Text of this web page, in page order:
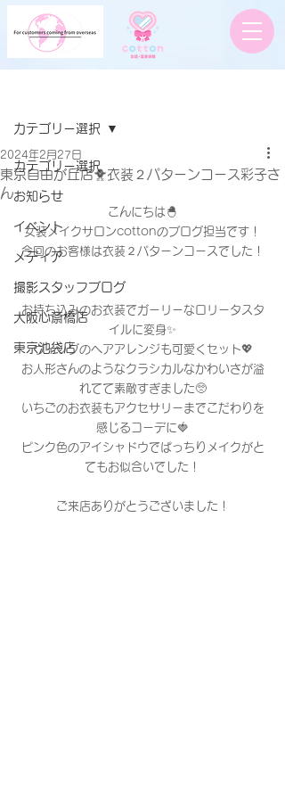
カテゴリー選択
お知らせ
イベント
メディア
撮影スタッフブログ
大阪心斎橋店
東京池袋店
カテゴリー選択
東京自由が丘店🐥衣装２パターンコース彩子さ
ん
2024年2月27日
こんにちは🐣
女装メイクサロンcottonのブログ担当です！
今回のお客様は衣装２パターンコースでした！
お持ち込みのお衣装でガーリーなロリータスタ
イルに変身✨
ウィッグのヘアアレンジも可愛くセット💖
お人形さんのようなクラシカルなかわいさが溢
れてて素敵すぎました🥺
いちごのお衣装もアクセサリーまでこだわりを
感じるコーデに🍓
ピンク色のアイシャドウでぱっちりメイクがと
てもお似合いでした！
ご来店ありがとうございました！